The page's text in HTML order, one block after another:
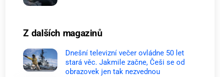
Z dalších magazinů
Dnešní televizní večer ovládne 50 let
stará věc. Jakmile začne, Češi se od
obrazovek jen tak nezvednou